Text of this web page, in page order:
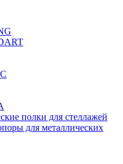
полки для стеллажей
для металлических